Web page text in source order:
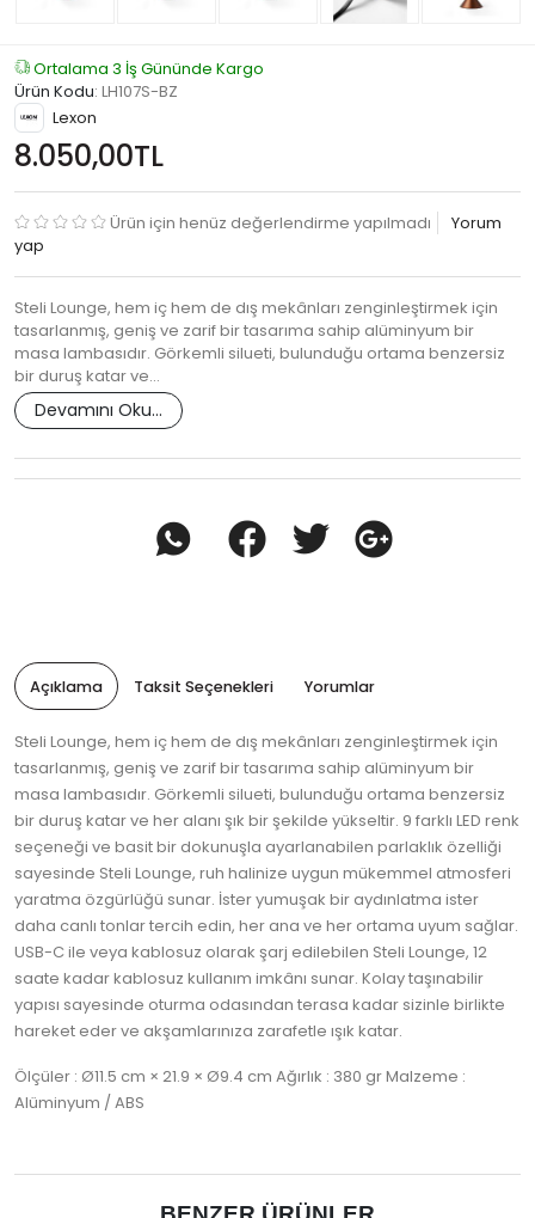
Ortalama 3 İş Gününde Kargo
Ürün Kodu: LH107S-BZ
Lexon
8.050,00TL
Ürün için henüz değerlendirme yapılmadı
Yorum
yap
Steli Lounge, hem iç hem de dış mekânları zenginleştirmek için
tasarlanmış, geniş ve zarif bir tasarıma sahip alüminyum bir
masa lambasıdır. Görkemli silueti, bulunduğu ortama benzersiz
bir duruş katar ve…
Devamını Oku...
Açıklama Taksit Seçenekleri Yorumlar
Steli Lounge, hem iç hem de dış mekânları zenginleştirmek için
tasarlanmış, geniş ve zarif bir tasarıma sahip alüminyum bir
masa lambasıdır. Görkemli silueti, bulunduğu ortama benzersiz
bir duruş katar ve her alanı şık bir şekilde yükseltir. 9 farklı LED renk
seçeneği ve basit bir dokunuşla ayarlanabilen parlaklık özelliği
sayesinde Steli Lounge, ruh halinize uygun mükemmel atmosferi
yaratma özgürlüğü sunar. İster yumuşak bir aydınlatma ister
daha canlı tonlar tercih edin, her ana ve her ortama uyum sağlar.
USB-C ile veya kablosuz olarak şarj edilebilen Steli Lounge, 12
saate kadar kablosuz kullanım imkânı sunar. Kolay taşınabilir
yapısı sayesinde oturma odasından terasa kadar sizinle birlikte
hareket eder ve akşamlarınıza zarafetle ışık katar.
Ölçüler : Ø11.5 cm × 21.9 × Ø9.4 cm Ağırlık : 380 gr Malzeme :
Alüminyum / ABS